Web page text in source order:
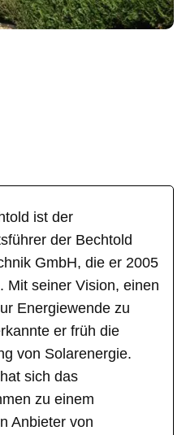
ist der
der Bechtold
GmbH, die er 2005
Mit seiner Vision, einen
Energiewende zu
er früh die
von Solarenergie.
sich das
zu einem
Anbieter von